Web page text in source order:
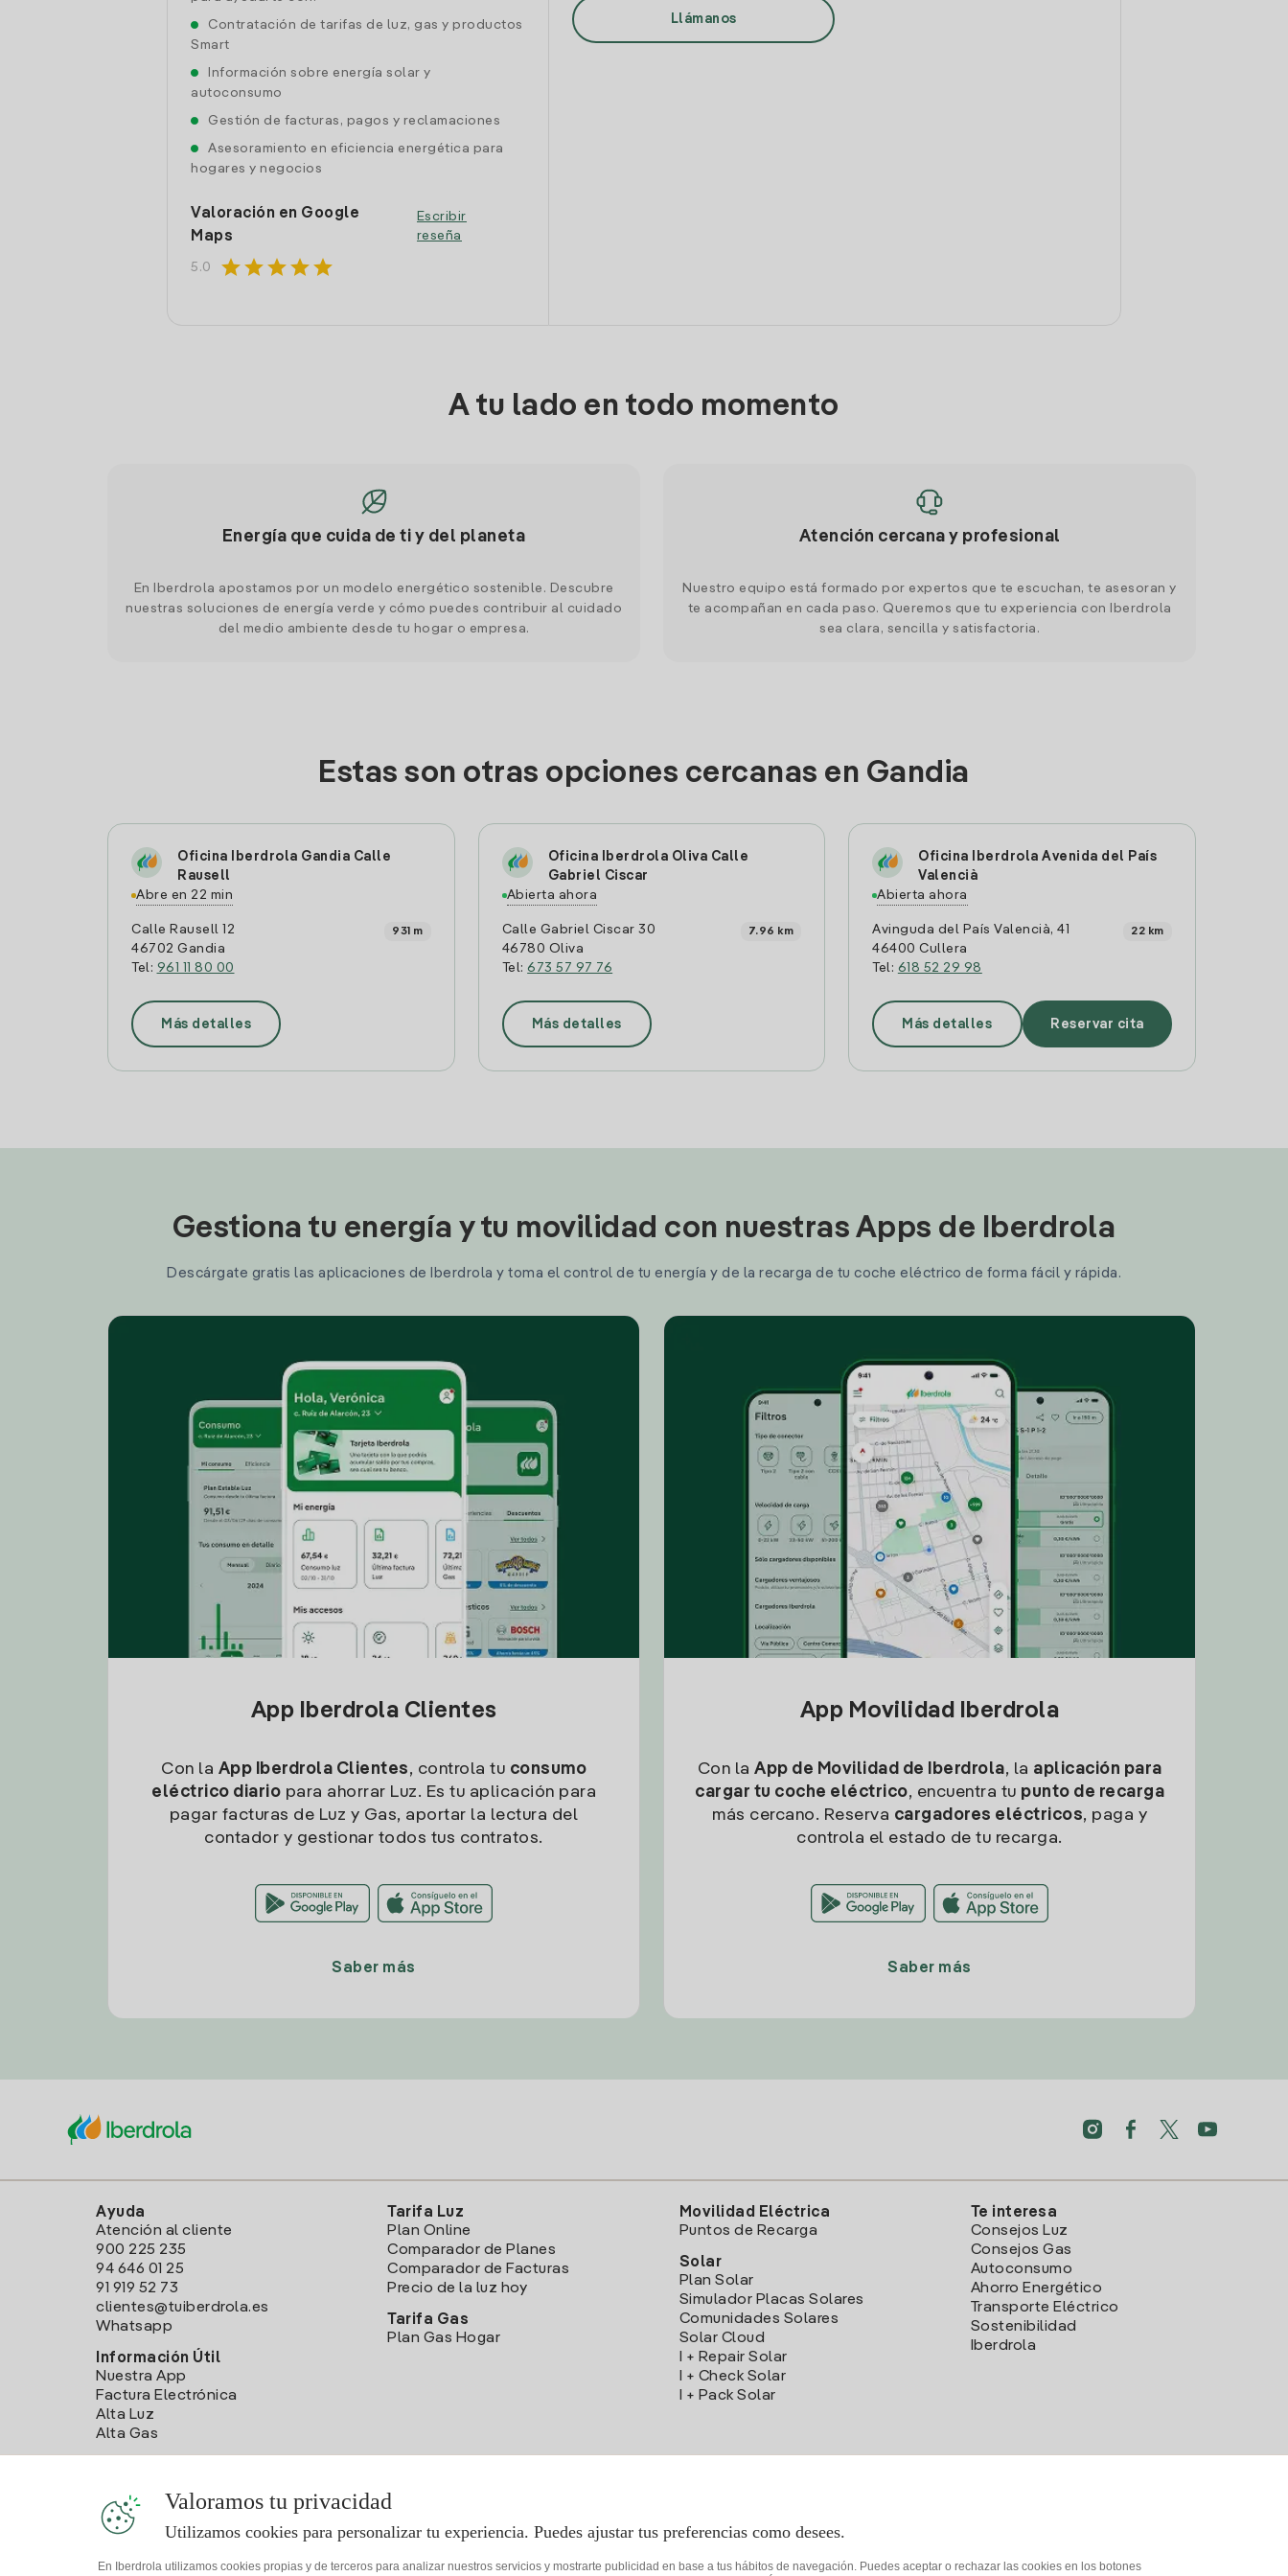
Contratación de tarifas de luz, gas y productos
Smart
Información sobre energía solar y
autoconsumo
Gestión de facturas, pagos y reclamaciones
Asesoramiento en eficiencia energética para
hogares y negocios
Valoración en Google
Maps
5.0 starstarstarstarstar
Escribir
reseña
Llámanos
A tu lado en todo momento
Energía que cuida de ti y del planeta
En Iberdrola apostamos por un modelo energético sostenible. Descubre
nuestras soluciones de energía verde y cómo puedes contribuir al cuidado
del medio ambiente desde tu hogar o empresa.
Atención cercana y profesional
Nuestro equipo está formado por expertos que te escuchan, te asesoran y
te acompañan en cada paso. Queremos que tu experiencia con Iberdrola
sea clara, sencilla y satisfactoria.
Estas son otras opciones cercanas en Gandia
Oficina Iberdrola Gandia Calle
Rausell
Abre en 22 min
Calle Rausell 12
46702 Gandia
Tel: 961 11 80 00
931 m
Más detalles
Oficina Iberdrola Oliva Calle
Gabriel Ciscar
Abierta ahora
Calle Gabriel Ciscar 30
46780 Oliva
Tel:673 57 97 76
7.96 km
Más detalles
Oficina Iberdrola Avenida del País
Valencià
Abierta ahora
Avinguda del País Valencià, 41
46400 Cullera
Tel: 618 52 29 98
22 km
Más detalles Reservar cita
Gestiona tu energía y tu movilidad con nuestras Apps de Iberdrola
Descárgate gratis las aplicaciones de Iberdrola y toma el control de tu energía y de la recarga de tu coche eléctrico de forma fácil y rápida.
App Iberdrola Clientes
Con la App Iberdrola Clientes, controla tu consumo
eléctrico diario para ahorrar Luz. Es tu aplicación para
pagar facturas de Luz y Gas, aportar la lectura del
contador y gestionar todos tus contratos.
Saber más
App Movilidad Iberdrola
Con la App de Movilidad de Iberdrola, la aplicación para
cargar tu coche eléctrico, encuentra tu punto de recarga
más cercano. Reserva cargadores eléctricos, paga y
controla el estado de tu recarga.
Saber más
Ayuda
Atención al cliente
900 225 235
94 646 01 25
91 919 52 73
clientes@tuiberdrola.es
Whatsapp
Información Útil
Nuestra App
Factura Electrónica
Alta Luz
Alta Gas
Tarifa Luz
Plan Online
Comparador de Planes
Comparador de Facturas
Precio de la luz hoy
Tarifa Gas
Plan Gas Hogar
Movilidad Eléctrica
Puntos de Recarga
Solar
Plan Solar
Simulador Placas Solares
Comunidades Solares
Solar Cloud
I + Repair Solar
I + Check Solar
I + Pack Solar
Te interesa
Consejos Luz
Consejos Gas
Autoconsumo
Ahorro Energético
Transporte Eléctrico
Sostenibilidad
Iberdrola
Valoramos tu privacidad
Utilizamos cookies para personalizar tu experiencia. Puedes ajustar tus preferencias como desees.
En Iberdrola utilizamos cookies propias y de terceros para analizar nuestros servicios y mostrarte publicidad en base a tus hábitos de navegación. Puedes aceptar o rechazar las cookies en los botones